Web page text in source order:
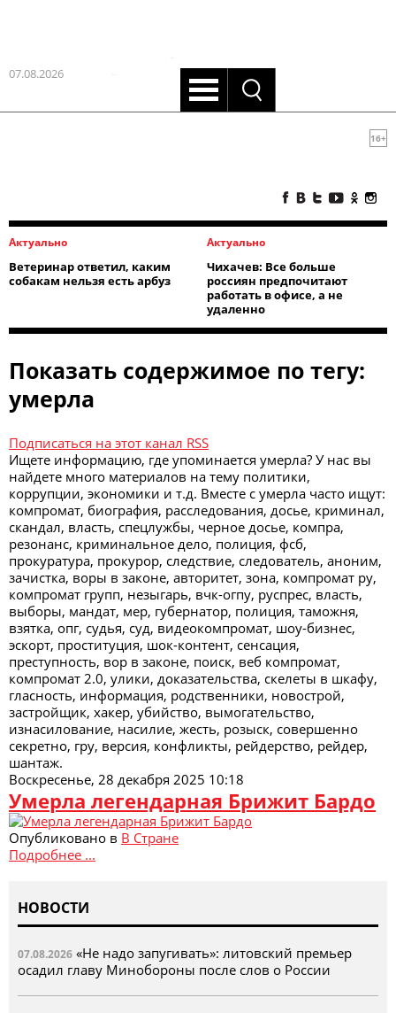
07.08.2026
16+
Актуально
Ветеринар ответил, каким
собакам нельзя есть арбуз
Актуально
Чихачев: Все больше
россиян предпочитают
работать в офисе, а не
удаленно
Показать содержимое по тегу:
умерла
Подписаться на этот канал RSS
Ищете информацию, где упоминается умерла? У нас вы
найдете много материалов на тему политики,
коррупции, экономики и т.д. Вместе с умерла часто ищут:
компромат, биография, расследования, досье, криминал,
скандал, власть, спецлужбы, черное досье, компра,
резонанс, криминальное дело, полиция, фсб,
прокуратура, прокурор, следствие, следователь, аноним,
зачистка, воры в законе, авторитет, зона, компромат ру,
компромат групп, незыгарь, вчк-огпу, руспрес, власть,
выборы, мандат, мер, губернатор, полиция, таможня,
взятка, опг, судья, суд, видеокомпромат, шоу-бизнес,
эскорт, проституция, шок-контент, сенсация,
преступность, вор в законе, поиск, веб компромат,
компромат 2.0, улики, доказательства, скелеты в шкафу,
гласность, информация, родственники, новострой,
застройщик, хакер, убийство, вымогательство,
изнасилование, насилие, жесть, розыск, совершенно
секретно, гру, версия, конфликты, рейдерство, рейдер,
шантаж.
Воскресенье, 28 декабря 2025 10:18
Умерла легендарная Брижит Бардо
Опубликовано в В Стране
Подробнее ...
НОВОСТИ
07.08.2026 «Не надо запугивать»: литовский премьер
осадил главу Минобороны после слов о России